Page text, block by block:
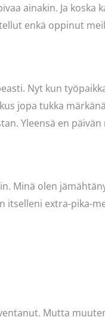
ainakin. Ja koska
enkä oppinut
Nyt kun
jopa tukka
Yleensä en
Minä olen
extra-pika-
Mutta